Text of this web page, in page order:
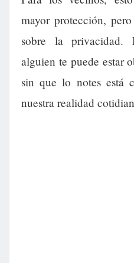
mayor protección,
sobre la privacidad.
alguien te puede estar
sin que lo notes está
nuestra realidad